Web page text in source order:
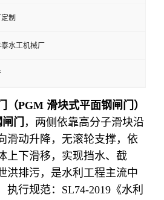
定制
水工机械厂
（PGM 滑块式平面钢闸门）
门
，两侧依靠高分子滑块沿
滑动升降，无滚轮支撑，依
上下滑移，实现挡水、截
洪排污，是水利工程主流中
执行规范： SL74-2019 《水利